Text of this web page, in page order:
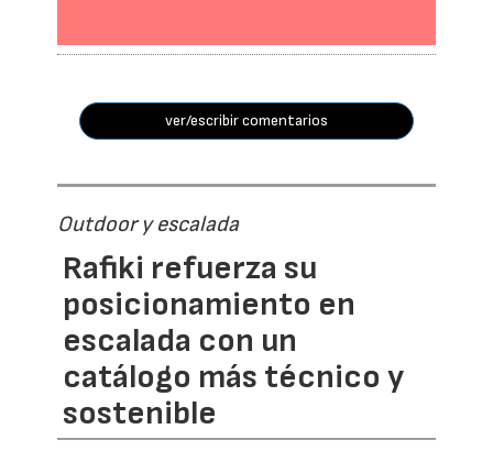
ver/escribir comentarios
Outdoor y escalada
Rafiki refuerza su
posicionamiento en
escalada con un
catálogo más técnico y
sostenible